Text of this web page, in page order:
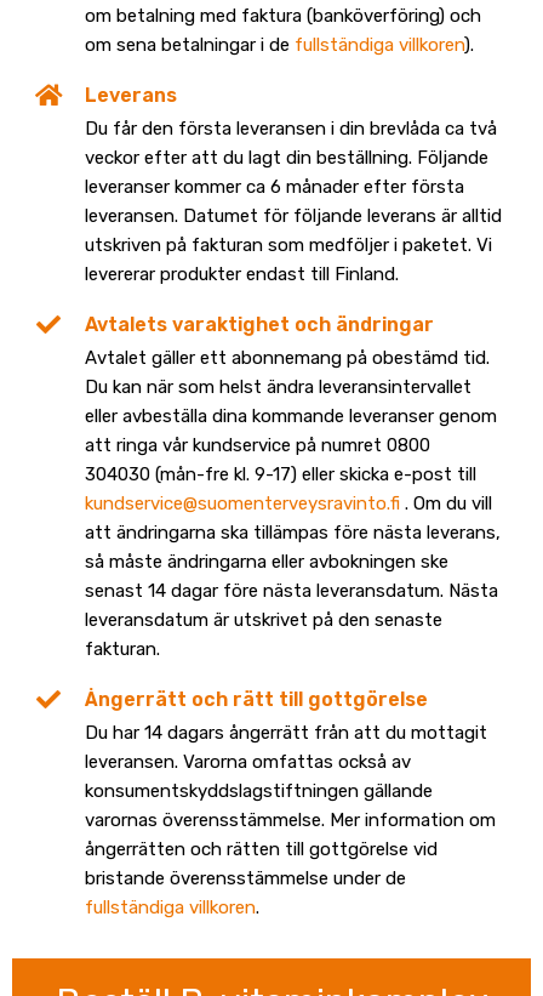
om betalning med faktura (banköverföring) och
om sena betalningar i de fullständiga villkoren).
Leverans
Du får den första leveransen i din brevlåda ca två
veckor efter att du lagt din beställning. Följande
leveranser kommer ca 6 månader efter första
leveransen. Datumet för följande leverans är alltid
utskriven på fakturan som medföljer i paketet. Vi
levererar produkter endast till Finland.
Avtalets varaktighet och ändringar
Avtalet gäller ett abonnemang på obestämd tid.
Du kan när som helst ändra leveransintervallet
eller avbeställa dina kommande leveranser genom
att ringa vår kundservice på numret 0800
304030 (mån-fre kl. 9-17) eller skicka e-post till
kundservice@suomenterveysravinto.fi . Om du vill
att ändringarna ska tillämpas före nästa leverans,
så måste ändringarna eller avbokningen ske
senast 14 dagar före nästa leveransdatum. Nästa
leveransdatum är utskrivet på den senaste
fakturan.
Ångerrätt och rätt till gottgörelse
Du har 14 dagars ångerrätt från att du mottagit
leveransen. Varorna omfattas också av
konsumentskyddslagstiftningen gällande
varornas överensstämmelse. Mer information om
ångerrätten och rätten till gottgörelse vid
bristande överensstämmelse under de
fullständiga villkoren.